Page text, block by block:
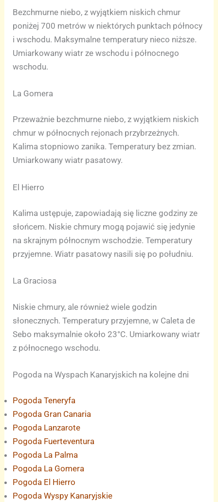
Bezchmurne niebo, z wyjątkiem niskich chmur
poniżej 700 metrów w niektórych punktach północy
i wschodu. Maksymalne temperatury nieco niższe.
Umiarkowany wiatr ze wschodu i północnego
wschodu.
La Gomera
Przeważnie bezchmurne niebo, z wyjątkiem niskich
chmur w północnych rejonach przybrzeżnych.
Kalima stopniowo zanika. Temperatury bez zmian.
Umiarkowany wiatr pasatowy.
El Hierro
Kalima ustępuje, zapowiadają się liczne godziny ze
słońcem. Niskie chmury mogą pojawić się jedynie
na skrajnym północnym wschodzie. Temperatury
przyjemne. Wiatr pasatowy nasili się po południu.
La Graciosa
Niskie chmury, ale również wiele godzin
słonecznych. Temperatury przyjemne, w Caleta de
Sebo maksymalnie około 23°C. Umiarkowany wiatr
z północnego wschodu.
Pogoda na Wyspach Kanaryjskich na kolejne dni
Pogoda Teneryfa
Pogoda Gran Canaria
Pogoda Lanzarote
Pogoda Fuerteventura
Pogoda La Palma
Pogoda La Gomera
Pogoda El Hierro
Pogoda Wyspy Kanaryjskie